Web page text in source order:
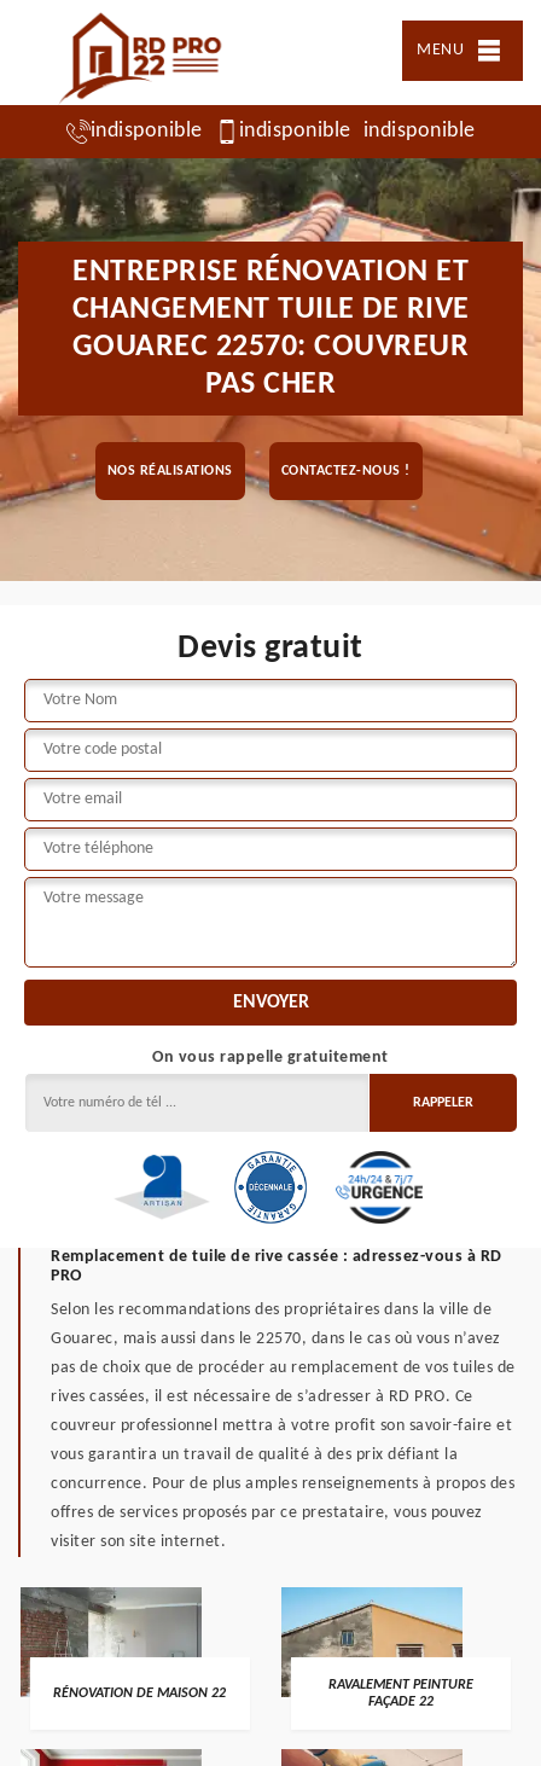
MENU
indisponible indisponible indisponible
ENTREPRISE RÉNOVATION ET
CHANGEMENT TUILE DE RIVE
GOUAREC 22570: COUVREUR
PAS CHER
NOS RÉALISATIONS CONTACTEZ-NOUS !
Devis gratuit
On vous rappelle gratuitement
Remplacement de tuile de rive cassée : adressez-vous à RD
PRO
Selon les recommandations des propriétaires dans la ville de
Gouarec, mais aussi dans le 22570, dans le cas où vous n’avez
pas de choix que de procéder au remplacement de vos tuiles de
rives cassées, il est nécessaire de s’adresser à RD PRO. Ce
couvreur professionnel mettra à votre profit son savoir-faire et
vous garantira un travail de qualité à des prix défiant la
concurrence. Pour de plus amples renseignements à propos des
offres de services proposés par ce prestataire, vous pouvez
visiter son site internet.
RÉNOVATION DE MAISON 22
RAVALEMENT PEINTURE
FAÇADE 22